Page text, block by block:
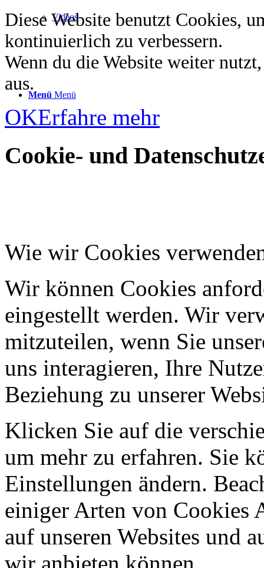
Videos
Menü Menü
Diese Website benutzt Cookies,
kontinuierlich zu verbessern.
Wenn du die Website weiter
aus.
OKErfahre mehr
Cookie- und
Wie wir Cookies
Wir können Cookies
eingestellt werden. Wir
mitzuteilen, wenn Sie
uns interagieren, Ihre
Beziehung zu unserer
Klicken Sie auf die
um mehr zu erfahren. Sie
Einstellungen ändern.
einiger Arten von Cookies
auf unseren Websites und